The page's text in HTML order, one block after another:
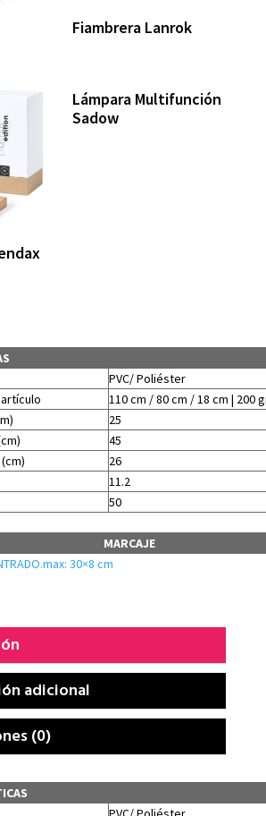
Fiambrera Lanrok
Lámpara Multifunción
Sadow
PVC/ Poliéster
110 cm / 80 cm / 18 cm | 200
25
45
26
11.2
50
MARCAJE
30×8 cm
adicional
(0)